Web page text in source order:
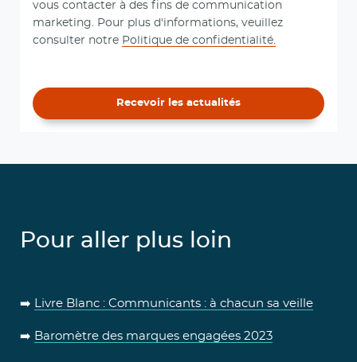
vous contacter à des fins de communication
marketing. Pour plus d'informations, veuillez
consulter notre Politique de confidentialité.
Recevoir les actualités
Pour aller plus loin
➡️ Livre Blanc : Communicants : à chacun sa veille
➡️ Baromètre des marques engagées 2023